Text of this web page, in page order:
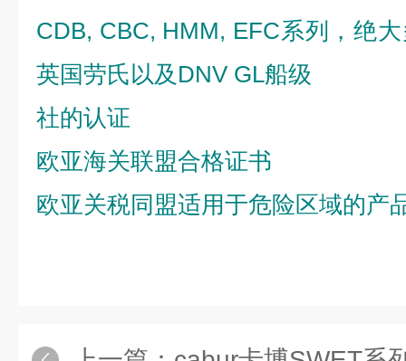
CDB, CBC, HMM, EFC系列，绝
英国劳氏以及 DNV GL船级
社的认证
欧亚海关联盟合格证书
欧亚关税同盟适用于危险区域的产